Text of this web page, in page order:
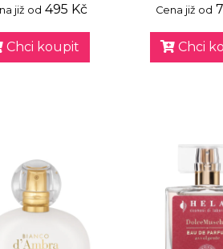
již od 495 Kč
Chci koupit
Cena již od
Chci